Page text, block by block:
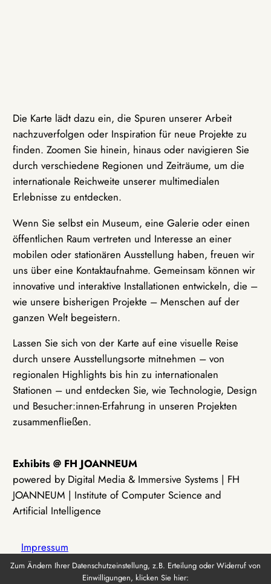
Die Karte lädt dazu ein, die Spuren unserer Arbeit
nachzuverfolgen oder Inspiration für neue Projekte zu
finden. Zoomen Sie hinein, hinaus oder navigieren Sie
durch verschiedene Regionen und Zeiträume, um die
internationale Reichweite unserer multimedialen
Erlebnisse zu entdecken.
Wenn Sie selbst ein Museum, eine Galerie oder einen
öffentlichen Raum vertreten und Interesse an einer
mobilen oder stationären Ausstellung haben, freuen wir
uns über eine Kontaktaufnahme. Gemeinsam können wir
innovative und interaktive Installationen entwickeln, die –
wie unsere bisherigen Projekte – Menschen auf der
ganzen Welt begeistern.
Lassen Sie sich von der Karte auf eine visuelle Reise
durch unsere Ausstellungsorte mitnehmen – von
regionalen Highlights bis hin zu internationalen
Stationen – und entdecken Sie, wie Technologie, Design
und Besucher:innen-Erfahrung in unseren Projekten
zusammenfließen.
Exhibits @ FH JOANNEUM
powered by Digital Media & Immersive Systems | FH
JOANNEUM | Institute of Computer Science and
Artificial Intelligence
Impressum
Zum Ändern Ihrer Datenschutzeinstellung, z.B. Erteilung oder Widerruf von
Einwilligungen, klicken Sie hier: